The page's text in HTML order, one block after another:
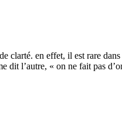
clarté. en effet, il est rare
l’autre, « on ne fait pas